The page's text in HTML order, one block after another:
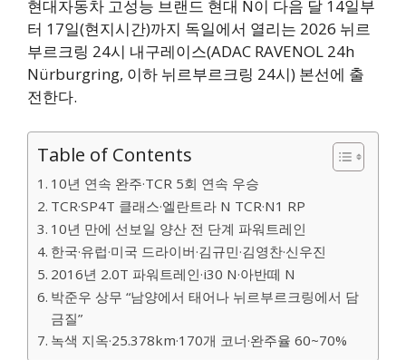
현대자동차 고성능 브랜드 현대 N이 다음 달 14일부
터 17일(현지시간)까지 독일에서 열리는 2026 뉘르
부르크링 24시 내구레이스(ADAC RAVENOL 24h
Nürburgring, 이하 뉘르부르크링 24시) 본선에 출
전한다.
Table of Contents
10년 연속 완주·TCR 5회 연속 우승
TCR·SP4T 클래스·엘란트라 N TCR·N1 RP
10년 만에 선보일 양산 전 단계 파워트레인
한국·유럽·미국 드라이버·김규민·김영찬·신우진
2016년 2.0T 파워트레인·i30 N·아반떼 N
박준우 상무 “남양에서 태어나 뉘르부르크링에서 담
금질”
녹색 지옥·25.378km·170개 코너·완주율 60~70%